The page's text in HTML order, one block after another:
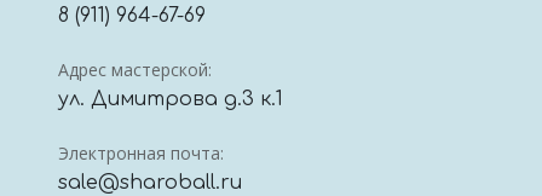
8 (911) 964-67-69
Адрес мастерской:
ул. Димитрова д.3 к.1
Электронная почта:
sale@sharoball.ru